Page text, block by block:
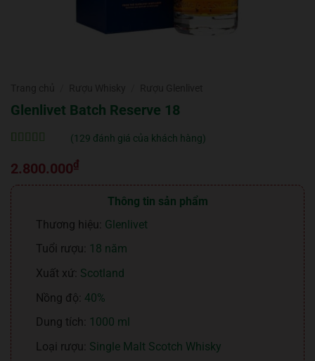
Glenlivet Batch Reserve 18
trênđánh
giá
(129 đánh giá của khách hàng)
2.800.000₫
Thông tin sản phẩm
Thương hiệu: Glenlivet
Tuổi rượu: 18 năm
Xuất xứ: Scotland
Nồng độ: 40%
Dung tích:
1000 ml
Loại rượu: Single Malt Scotch Whisky